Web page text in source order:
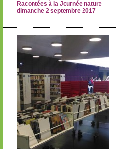
Racontées à la Journée nature
dimanche 2 septembre 2017